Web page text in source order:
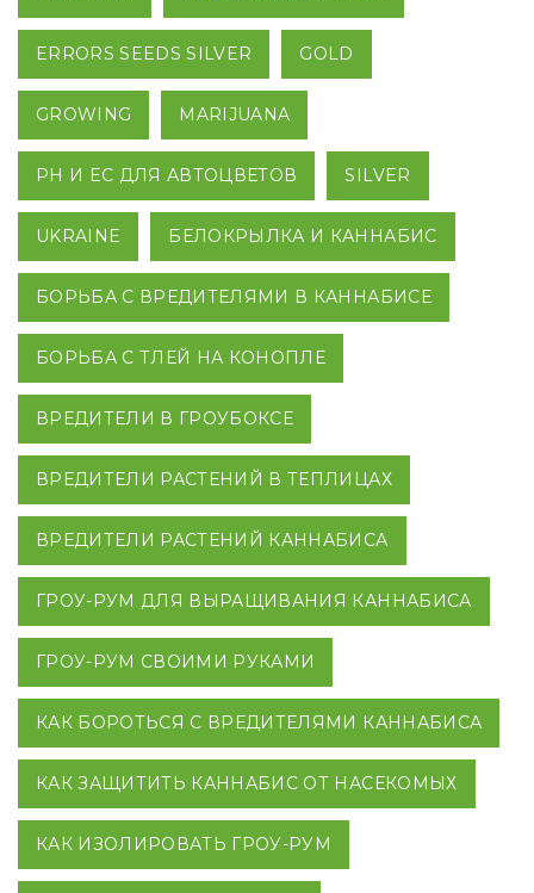
ERRORS SEEDS SILVER GOLD
GROWING MARIJUANA
PH И EC ДЛЯ АВТОЦВЕТОВ SILVER
UKRAINE БЕЛОКРЫЛКА И КАННАБИС
БОРЬБА С ВРЕДИТЕЛЯМИ В КАННАБИСЕ
БОРЬБА С ТЛЕЙ НА КОНОПЛЕ
ВРЕДИТЕЛИ В ГРОУБОКСЕ
ВРЕДИТЕЛИ РАСТЕНИЙ В ТЕПЛИЦАХ
ВРЕДИТЕЛИ РАСТЕНИЙ КАННАБИСА
ГРОУ-РУМ ДЛЯ ВЫРАЩИВАНИЯ КАННАБИСА
ГРОУ-РУМ СВОИМИ РУКАМИ
КАК БОРОТЬСЯ С ВРЕДИТЕЛЯМИ КАННАБИСА
КАК ЗАЩИТИТЬ КАННАБИС ОТ НАСЕКОМЫХ
КАК ИЗОЛИРОВАТЬ ГРОУ-РУМ